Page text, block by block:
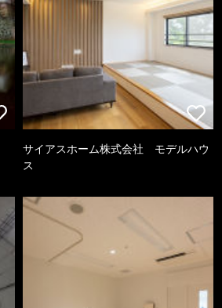
サイアスホーム株式会社 モデルハウ
ス